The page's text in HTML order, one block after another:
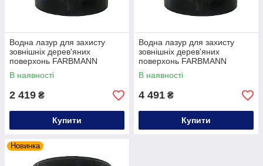
Водна лазур для захисту
зовнішніх дерев'яних
поверхонь FARBMANN
HOLZSCHUTZ Lazur AK-200
WB, 9 літрів
В наявності
2 419 ₴
Купити
Водна лазур для захисту
зовнішніх дерев'яних
поверхонь FARBMANN
HOLZSCHUTZ Lazur AK-200
WB, 18 літрів
В наявності
4 491 ₴
Купити
Новинка